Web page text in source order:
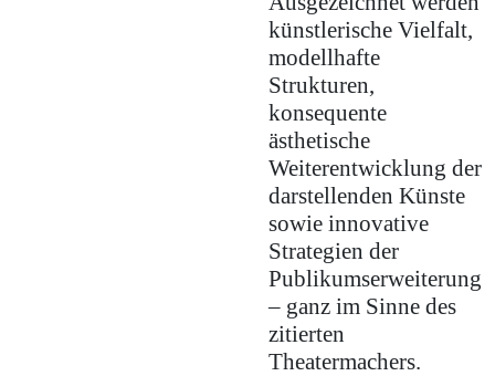
künstlerische Vielfalt,
modellhafte
Strukturen,
konsequente
ästhetische
Weiterentwicklung der
darstellenden Künste
sowie innovative
Strategien der
Publikumserweiterung
– ganz im Sinne des
zitierten
Theatermachers.